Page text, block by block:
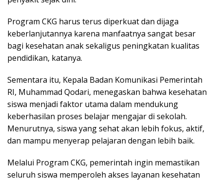
Program CKG harus terus diperkuat dan dijaga
keberlanjutannya karena manfaatnya sangat besar
bagi kesehatan anak sekaligus peningkatan kualitas
pendidikan, katanya.
Sementara itu, Kepala Badan Komunikasi Pemerintah
RI, Muhammad Qodari, menegaskan bahwa kesehatan
siswa menjadi faktor utama dalam mendukung
keberhasilan proses belajar mengajar di sekolah.
Menurutnya, siswa yang sehat akan lebih fokus, aktif,
dan mampu menyerap pelajaran dengan lebih baik.
Melalui Program CKG, pemerintah ingin memastikan
seluruh siswa memperoleh akses layanan kesehatan